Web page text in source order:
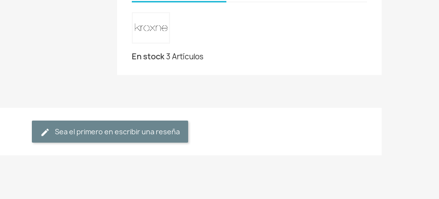
En stock3 Artículos
Sea el primero en escribir una reseña